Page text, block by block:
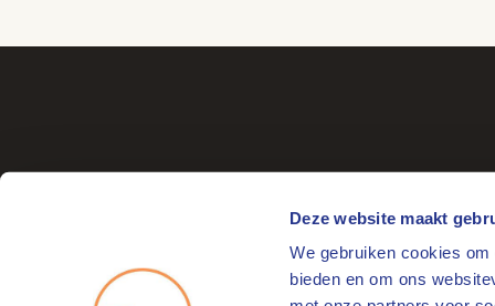
Deze website maakt
We gebruiken cookies
bieden en om ons
Markt 17